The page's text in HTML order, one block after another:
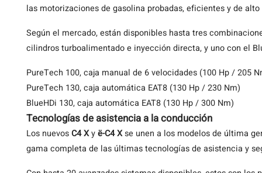
las motorizaciones de gasolina probadas, eficientes y de
Según el mercado, están disponibles hasta tres
cilindros turboalimentado e inyección directa, y uno con el
PureTech 100, caja manual de 6 velocidades (100 Hp / 205
PureTech 130, caja automática EAT8 (130 Hp / 230 Nm)
BlueHDi 130, caja automática EAT8 (130 Hp / 300 Nm)
Tecnologías de asistencia a la conducción
Los nuevosC4 Xyë-C4 Xse unen a los modelos de última
gama completa de las últimas tecnologías de asistencia y